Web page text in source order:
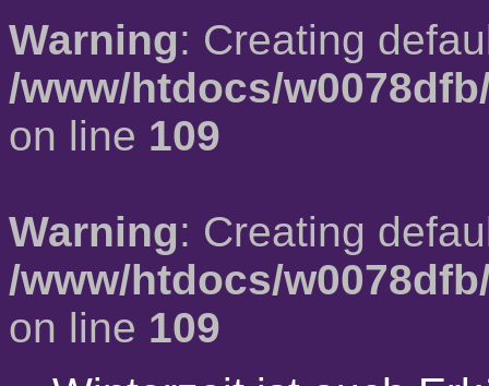
Warning: Creating
/www/htdocs/
on line 109
Warning: Creating
/www/htdocs/
on line 109